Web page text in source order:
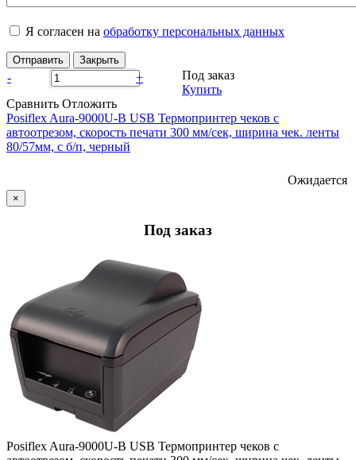
Я согласен на обработку персональных данных
Отправить Закрыть
- +
Под заказ
Купить
Сравнить Отложить
Posiflex Aura-9000U-В USB Термопринтер чеков с
автоотрезом, скорость печати 300 мм/сек, ширина чек. ленты
80/57мм, с б/п, черный
Ожидается
×
Под заказ
Posiflex Aura-9000U-В USB Термопринтер чеков с